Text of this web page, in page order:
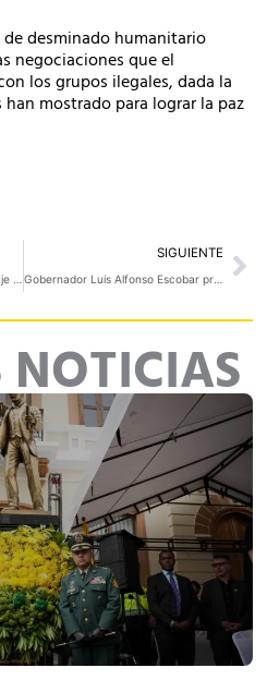
de desminado humanitario
negociaciones que el
los grupos ilegales, dada la
mostrado para lograr la paz
SIGUIENTE
Gobernador Luis Alfonso Escobar propone la paz para Nariño por la vía del desarrollo